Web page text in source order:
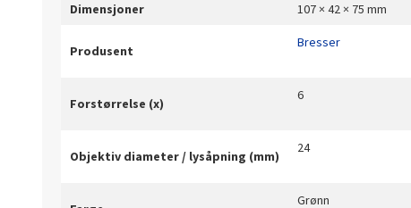
Dimensjoner
107 × 42 × 75 mm
Produsent
Bresser
Forstørrelse (x)
6
Objektiv diameter / lysåpning (mm)
24
Grønn